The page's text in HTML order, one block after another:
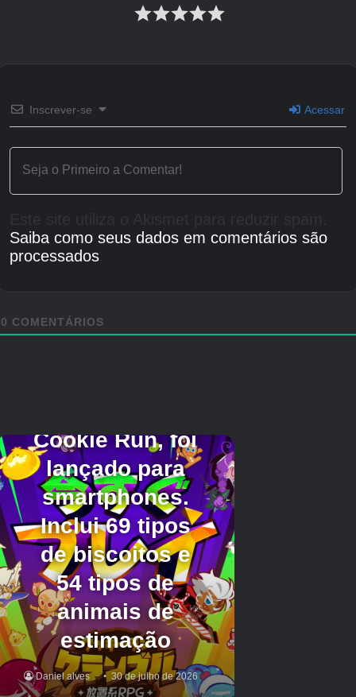
Inscrever-se Acessar
Saiba como seus dados em comentários são
processados.
0 COMENTÁRIOS